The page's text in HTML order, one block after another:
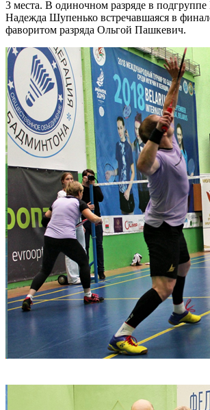
3 места. В одиночном разряде в подгруппе
Надежда Шупенько встречавшаяся в
фаворитом разряда Ольгой Пашкевич.